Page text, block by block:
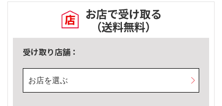
お店で受け取る
（送料無料）
受け取り店舗：
お店を選ぶ